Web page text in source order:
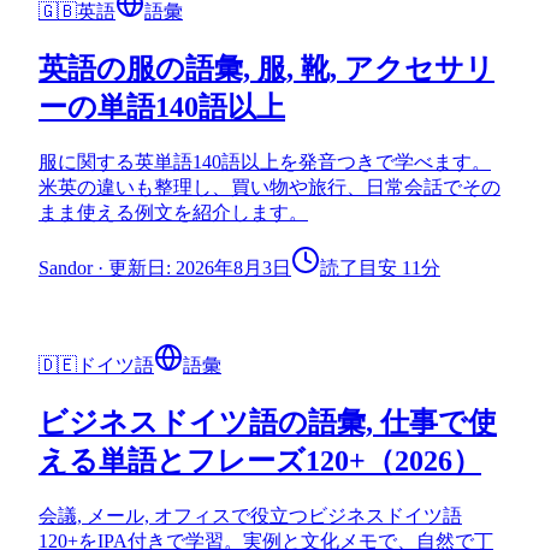
🇬🇧英語 語彙
英語の服の語彙, 服, 靴, アクセサリ
ーの単語140語以上
服に関する英単語140語以上を発音つきで学べます。
米英の違いも整理し、買い物や旅行、日常会話でその
まま使える例文を紹介します。
Sandor· 更新日: 2026年8月3日 読了目安 11分
🇩🇪 ドイツ語 語彙
ビジネスドイツ語の語彙, 仕事で使
える単語とフレーズ120+（2026）
会議, メール, オフィスで役立つビジネスドイツ語
120+をIPA付きで学習。実例と文化メモで、自然で丁